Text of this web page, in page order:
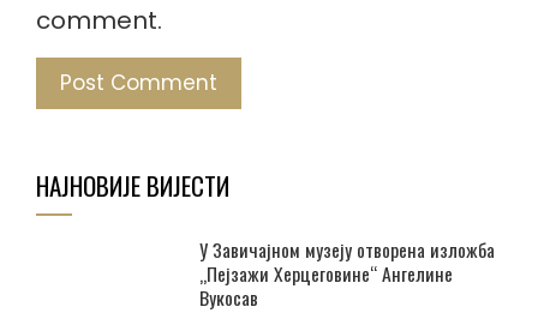
comment.
НАЈНОВИЈЕ ВИЈЕСТИ
У Завичајном музеју отворена изложба
„Пејзажи Херцеговине“ Ангелине
Вукосав